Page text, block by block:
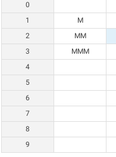
0
1
M
2
MM
3
MMM
4
5
6
7
8
9